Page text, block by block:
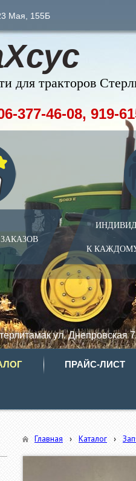
для тракторов
К
Мая, 155Б
ул. Днепровская
377-46-08, 919-
ПРАЙС-ЛИСТ
Главная › Каталог ›